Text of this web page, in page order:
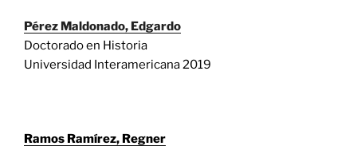
Pérez Maldonado, Edgardo
Doctorado en Historia
Universidad Interamericana 2019
Ramos Ramírez, Regner